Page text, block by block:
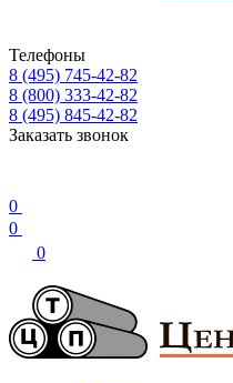
Телефоны
8 (495) 745-42-82
8 (800) 333-42-82
8 (495) 845-42-82
Заказать звонок
0
0
0